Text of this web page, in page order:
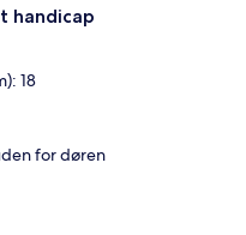
handicap
18
for døren